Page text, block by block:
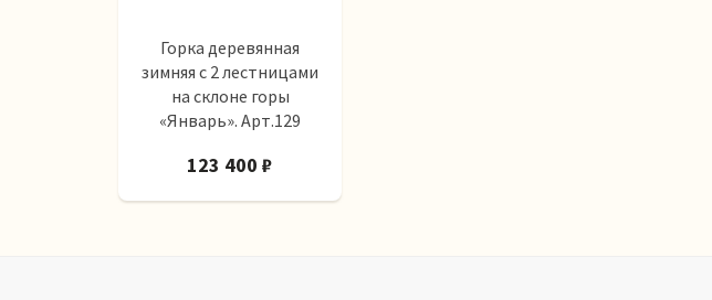
Горка деревянная
зимняя с 2 лестницами
на склоне горы
«Январь». Арт.129
123 400 ₽